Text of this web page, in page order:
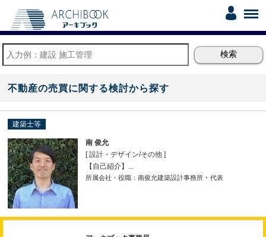
不動産の売買に関する検討から探す
建築士等
南 俊允
[ 設計・デザイン/その他 ]
【自己紹介】...
所属会社・役職：南俊允建築設計事務所 ･ 代表